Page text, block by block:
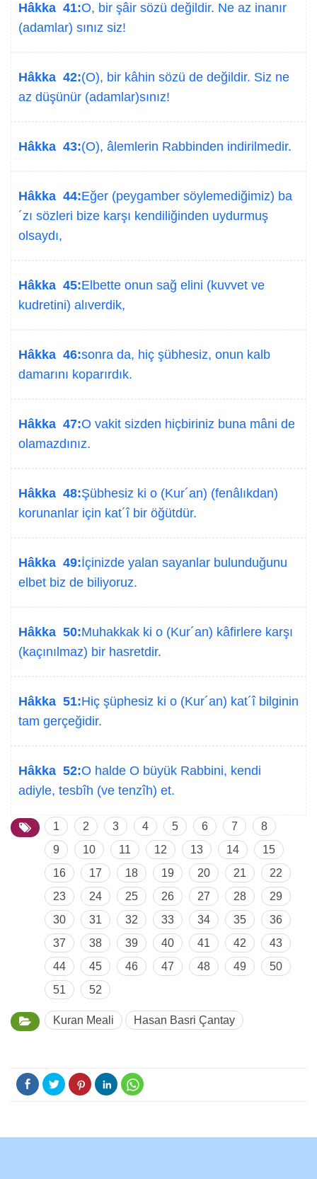
Hâkka 41:O, bir şâir sözü değildir. Ne az inanır
(adamlar) sınız siz!
Hâkka 42:(O), bir kâhin sözü de değildir. Siz ne
az düşünür (adamlar)sınız!
Hâkka 43:(O), âlemlerin Rabbinden indirilmedir.
Hâkka 44:Eğer (peygamber söylemediğimiz) ba
´zı sözleri bize karşı kendiliğinden uydurmuş
olsaydı,
Hâkka 45:Elbette onun sağ elini (kuvvet ve
kudretini) alıverdik,
Hâkka 46:sonra da, hiç şübhesiz, onun kalb
damarını koparırdık.
Hâkka 47:O vakit sizden hiçbiriniz buna mâni de
olamazdınız.
Hâkka 48:Şübhesiz ki o (Kur´an) (fenâlıkdan)
korunanlar için kat´î bir öğütdür.
Hâkka 49:İçinizde yalan sayanlar bulunduğunu
elbet biz de biliyoruz.
Hâkka 50:Muhakkak ki o (Kur´an) kâfirlere karşı
(kaçınılmaz) bir hasretdir.
Hâkka 51:Hiç şüphesiz ki o (Kur´an) kat´î bilginin
tam gerçeğidir.
Hâkka 52:O halde O büyük Rabbini, kendi
adiyle, tesbîh (ve tenzîh) et.
1 2 3 4 5 6 7
8
9
10 11 12 13 14
15
16
17 18 19 20 21
22
23
24 25 26 27 28
29
30
31 32 33 34 35
36
37
38 39 40 41 42
43
44
45 46 47 48 49
50
51
52
Kuran Meali Hasan Basri Çantay